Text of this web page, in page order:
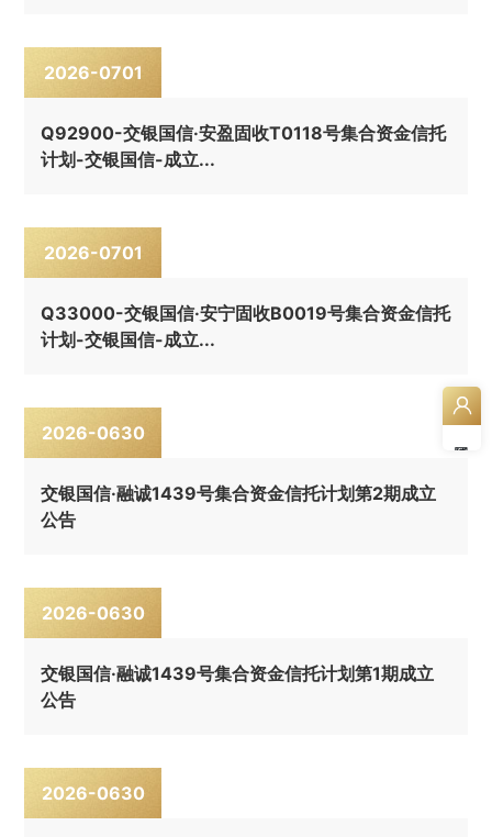
01
2026-07
Q92900-交银国信·安盈固收T0118号集合资金信托
计划-交银国信-成立...
01
2026-07
Q33000-交银国信·安宁固收B0019号集合资金信托
计划-交银国信-成立...
30
2026-06
交银国信·融诚1439号集合资金信托计划第2期成立
公告
30
2026-06
交银国信·融诚1439号集合资金信托计划第1期成立
公告
30
2026-06